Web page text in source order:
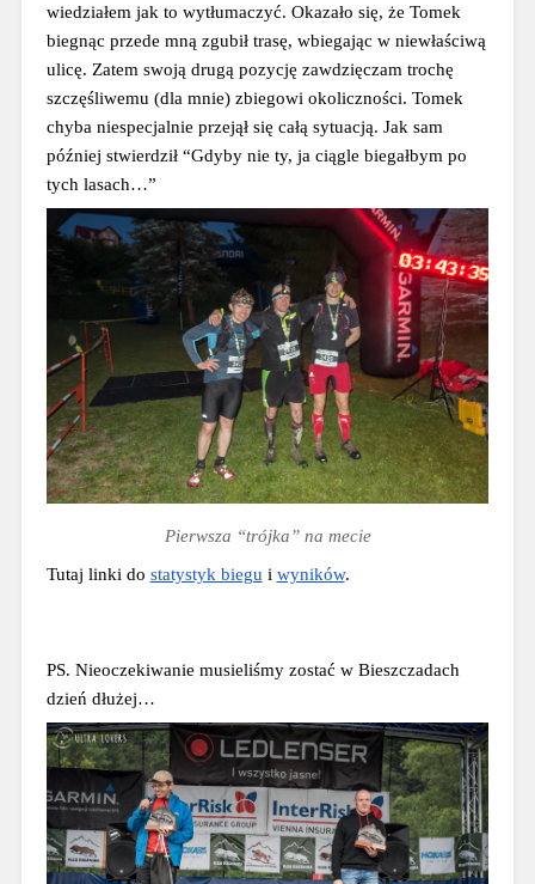
wiedziałem jak to wytłumaczyć. Okazało się, że Tomek
biegnąc przede mną zgubił trasę, wbiegając w niewłaściwą
ulicę. Zatem swoją drugą pozycję zawdzięczam trochę
szczęśliwemu (dla mnie) zbiegowi okoliczności. Tomek
chyba niespecjalnie przejął się całą sytuacją. Jak sam
później stwierdził “Gdyby nie ty, ja ciągle biegałbym po
tych lasach…”
Pierwsza “trójka” na mecie
Tutaj linki do statystyk biegu i wyników.
PS. Nieoczekiwanie musieliśmy zostać w Bieszczadach
dzień dłużej…